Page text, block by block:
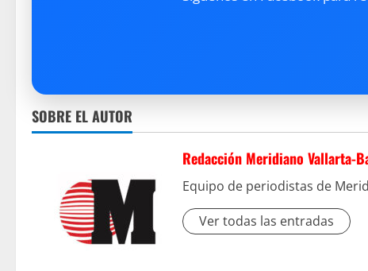
SOBRE EL AUTOR
Redacción Meridiano Vallarta-
Equipo de periodistas de
Ver todas las entradas